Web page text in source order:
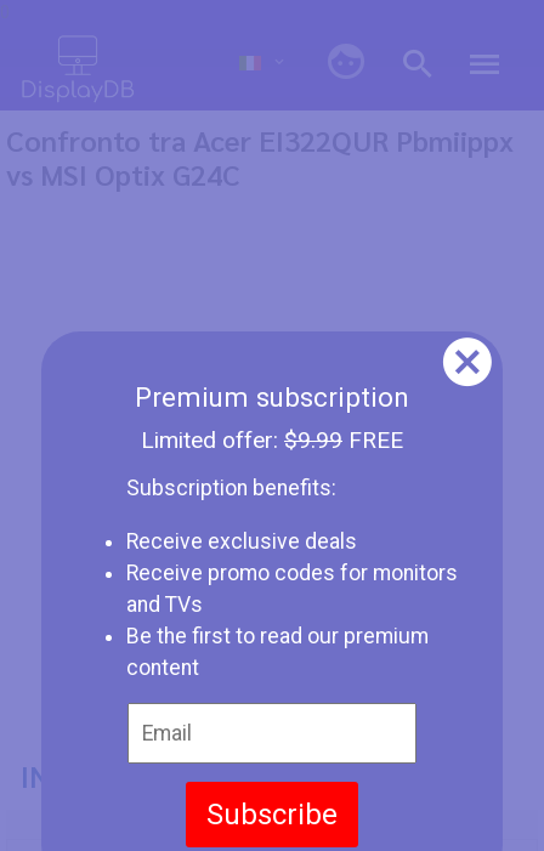
Premium subscription
Limited offer: $9.99FREE
Subscription benefits:
Receive exclusive deals
Receive promo codes for monitors
and TVs
Be the first to read our premium
content
Subscribe
Confronto tra Acer EI322QUR Pbmiippx
vs MSI Optix G24C
INFORMAZIONI GENERALI
Codice Modello